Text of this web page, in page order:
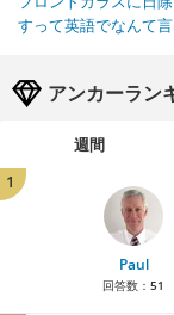
すって英語でなんて
アンカーラン
週間
1
Paul
回答数： 51